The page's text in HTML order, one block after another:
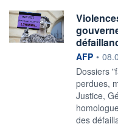
AFP •
Dossiers
perdues,
Justice,
des